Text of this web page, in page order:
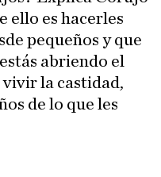
ello es hacerles
pequeños y que
abriendo el
vivir la castidad,
de lo que les